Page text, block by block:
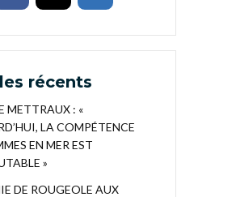
récents
METTRAUX : «
LA COMPÉTENCE
EN MER EST
»
DE ROUGEOLE AUX